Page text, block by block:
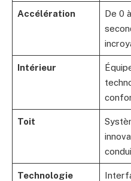
Accélération
De 0
Intérieur
Toit
Technologie